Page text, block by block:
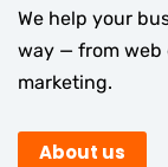
We help your
way — from web
marketing.
About us